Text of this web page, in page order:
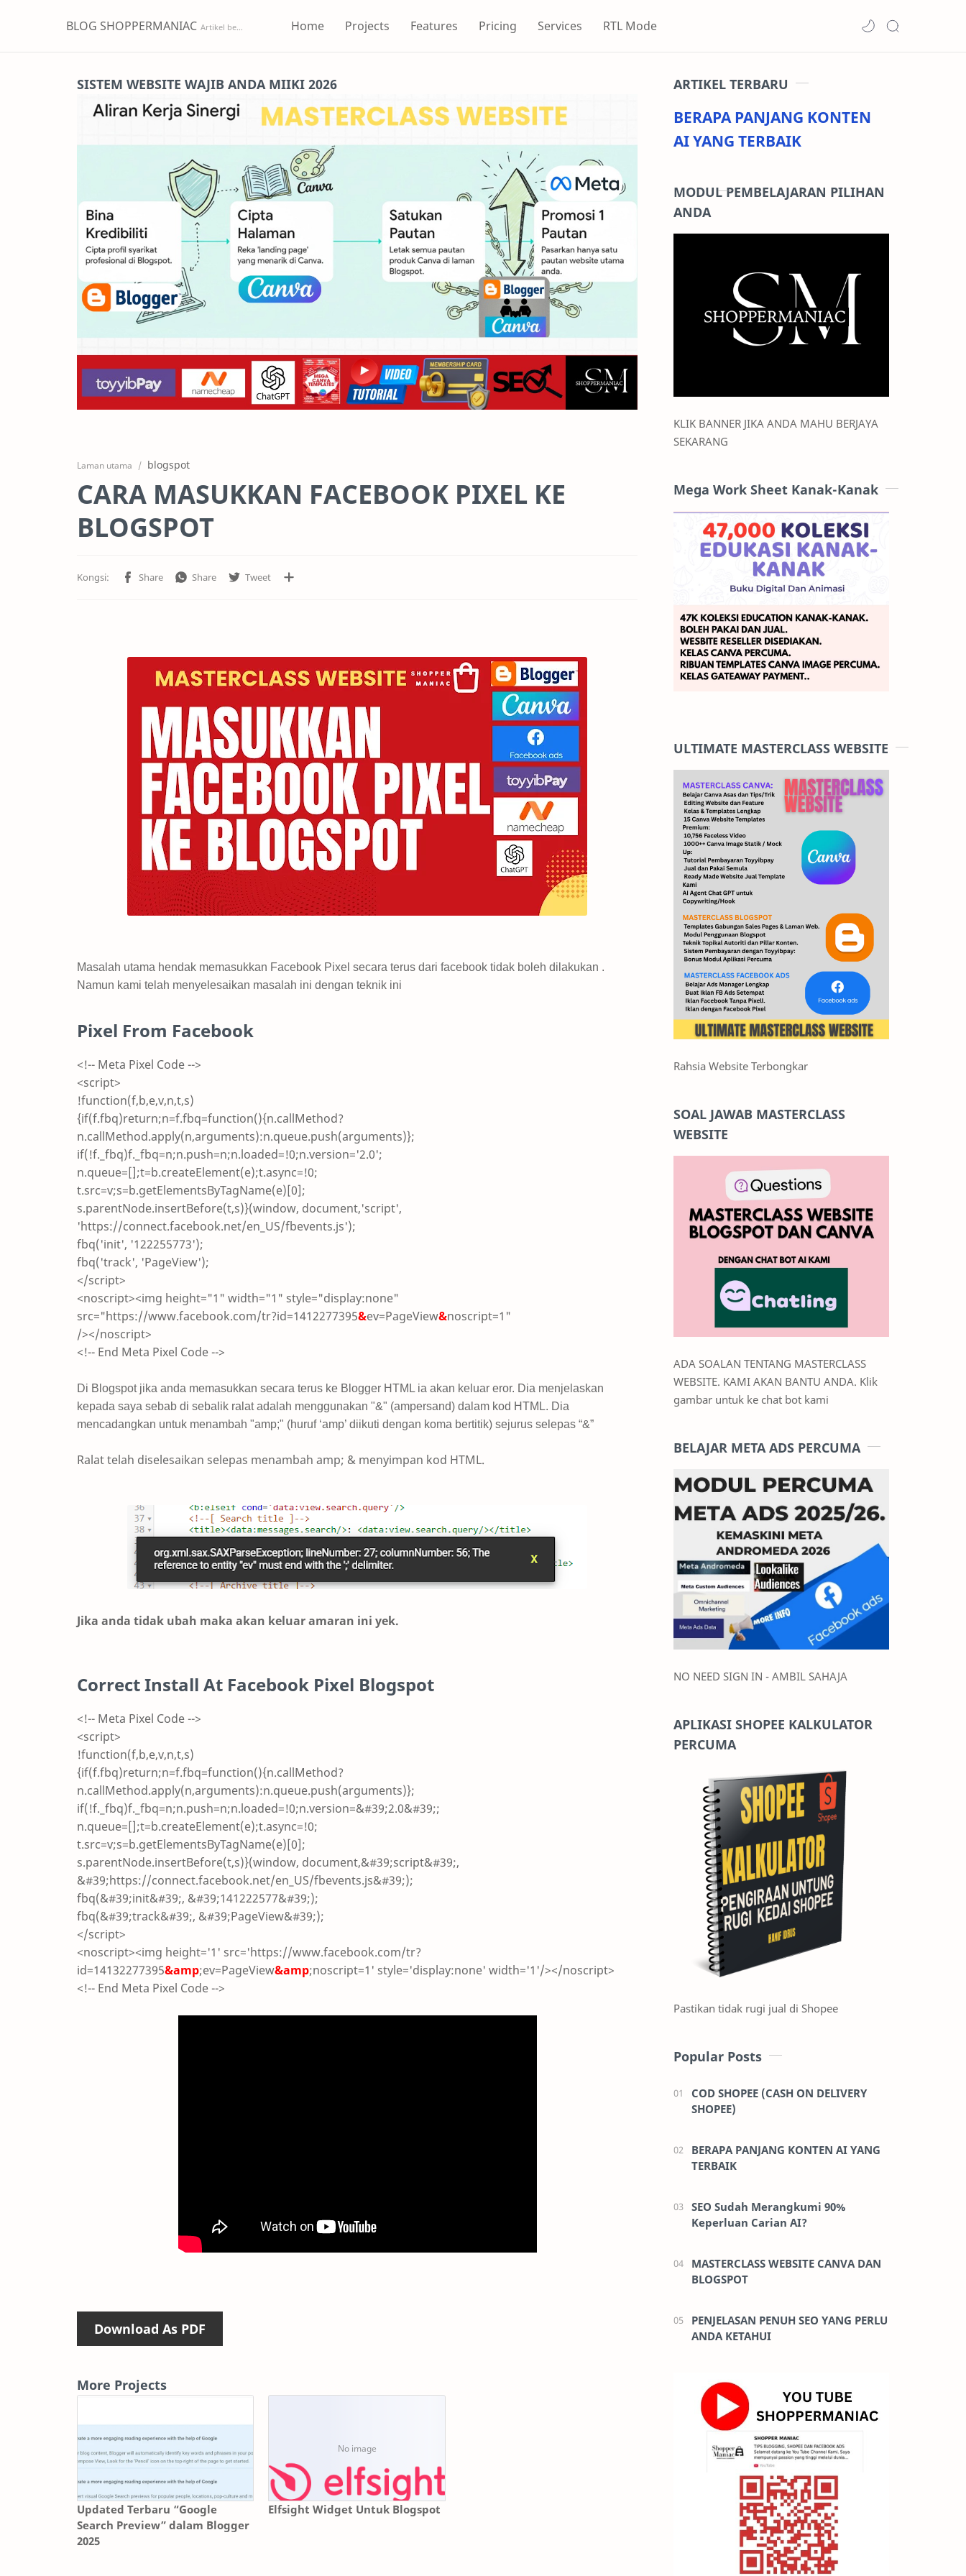
BLOG SHOPPERMANIAC Home Projects Features Pricing Services RTL Mode
SISTEM WEBSITE WAJIB ANDA MIIKI 2026
Laman utama blogspot
CARA MASUKKAN FACEBOOK PIXEL KE
BLOGSPOT
Masalah utama hendak memasukkan Facebook Pixel secara terus dari facebook tidak boleh dilakukan .
Namun kami telah menyelesaikan masalah ini dengan teknik ini
Pixel From Facebook
<!-- Meta Pixel Code -->
<script>
!function(f,b,e,v,n,t,s)
{if(f.fbq)return;n=f.fbq=function(){n.callMethod?
n.callMethod.apply(n,arguments):n.queue.push(arguments)};
if(!f._fbq)f._fbq=n;n.push=n;n.loaded=!0;n.version='2.0';
n.queue=[];t=b.createElement(e);t.async=!0;
t.src=v;s=b.getElementsByTagName(e)[0];
s.parentNode.insertBefore(t,s)}(window, document,'script',
'https://connect.facebook.net/en_US/fbevents.js');
fbq('init', '122255773');
fbq('track', 'PageView');
</script>
<noscript><img height="1" width="1" style="display:none"
src="https://www.facebook.com/tr?id=1412277395&ev=PageView&noscript=1"
/></noscript>
<!-- End Meta Pixel Code -->
Di Blogspot jika anda memasukkan secara terus ke Blogger HTML ia akan keluar eror. Dia menjelaskan
kepada saya sebab di sebalik ralat adalah menggunakan "&" (ampersand) dalam kod HTML. Dia
mencadangkan untuk menambah "amp;" (huruf ‘amp’ diikuti dengan koma bertitik) sejurus selepas “&”
Ralat telah diselesaikan selepas menambah amp; & menyimpan kod HTML.
Jika anda tidak ubah maka akan keluar amaran ini yek.
Correct Install At Facebook Pixel Blogspot
<!-- Meta Pixel Code -->
<script>
!function(f,b,e,v,n,t,s)
{if(f.fbq)return;n=f.fbq=function(){n.callMethod?
n.callMethod.apply(n,arguments):n.queue.push(arguments)};
if(!f._fbq)f._fbq=n;n.push=n;n.loaded=!0;n.version=&#39;2.0&#39;;
n.queue=[];t=b.createElement(e);t.async=!0;
t.src=v;s=b.getElementsByTagName(e)[0];
s.parentNode.insertBefore(t,s)}(window, document,&#39;script&#39;,
&#39;https://connect.facebook.net/en_US/fbevents.js&#39;);
fbq(&#39;init&#39;, &#39;141222577&#39;);
fbq(&#39;track&#39;, &#39;PageView&#39;);
</script>
<noscript><img height='1' src='https://www.facebook.com/tr?
id=14132277395&amp;ev=PageView&amp;noscript=1' style='display:none' width='1'/></noscript>
<!-- End Meta Pixel Code -->
Download As PDF
More Projects
Updated Terbaru “Google
Search Preview” dalam Blogger
2025
Elfsight Widget Untuk Blogspot
ARTIKEL TERBARU
BERAPA PANJANG KONTEN
AI YANG TERBAIK
MODUL PEMBELAJARAN PILIHAN
ANDA
KLIK BANNER JIKA ANDA MAHU BERJAYA
SEKARANG
Mega Work Sheet Kanak-Kanak
ULTIMATE MASTERCLASS WEBSITE
Rahsia Website Terbongkar
SOAL JAWAB MASTERCLASS
WEBSITE
ADA SOALAN TENTANG MASTERCLASS
WEBSITE. KAMI AKAN BANTU ANDA. Klik
gambar untuk ke chat bot kami
BELAJAR META ADS PERCUMA
NO NEED SIGN IN - AMBIL SAHAJA
APLIKASI SHOPEE KALKULATOR
PERCUMA
Pastikan tidak rugi jual di Shopee
Popular Posts
COD SHOPEE (CASH ON DELIVERY
SHOPEE)
BERAPA PANJANG KONTEN AI YANG
TERBAIK
SEO Sudah Merangkumi 90%
Keperluan Carian AI?
MASTERCLASS WEBSITE CANVA DAN
BLOGSPOT
PENJELASAN PENUH SEO YANG PERLU
ANDA KETAHUI